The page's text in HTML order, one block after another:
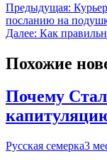
Предыдущая:
посланию на
Далее: Как
Похожие
Почему
Русская семерка3